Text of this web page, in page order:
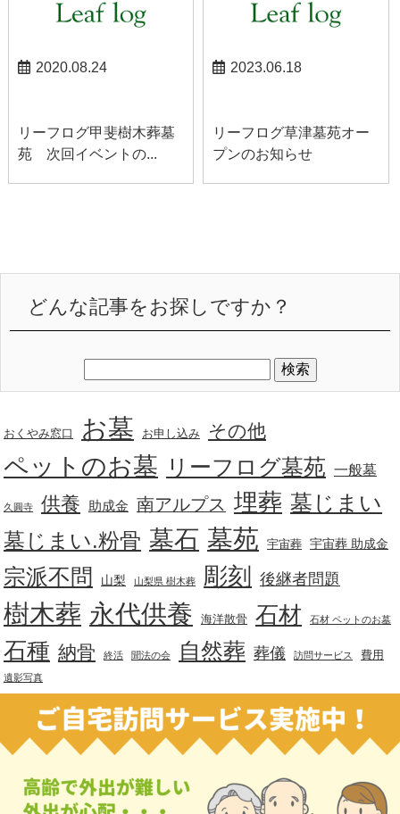
2020.08.24
リーフログ甲斐樹木葬墓
苑 次回イベントの...
2023.06.18
リーフログ草津墓苑オー
プンのお知らせ
どんな記事をお探しですか？
おくやみ窓口 お墓 お申し込み その他
ペットのお墓 リーフログ墓苑 一般墓
久圓寺 供養 助成金 南アルプス 埋葬 墓じまい
墓じまい.粉骨 墓石 墓苑 宇宙葬 宇宙葬 助成金
宗派不問 山梨 山梨県 樹木葬 彫刻 後継者問題
樹木葬 永代供養 海洋散骨 石材 石材 ペットのお墓
石種 納骨 終活 聞法の会 自然葬 葬儀 訪問サービス 費用
遺影写真